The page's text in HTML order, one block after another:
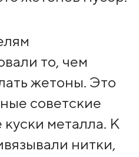
то, чем
жетоны. Это
советские
металла. К
нитки,